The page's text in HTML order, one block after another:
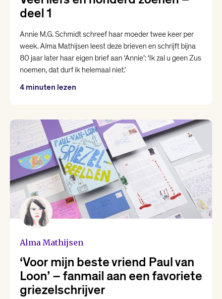
deel 1
Annie M.G. Schmidt schreef haar moeder twee keer per
week. Alma Mathijsen leest deze brieven en schrijft bijna
80 jaar later haar eigen brief aan ‘Annie’: ‘Ik zal u geen Zus
noemen, dat durf ik helemaal niet.’
4 minuten lezen
Alma Mathijsen
‘Voor mijn beste vriend Paul van
Loon’ – fanmail aan een favoriete
griezelschrijver